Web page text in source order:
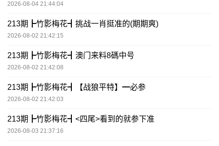
2026-08-04 21:44:04
213期┣竹影梅花┫挑战一肖挺准的(期期爽)
2026-08-02 21:42:15
213期┣竹影梅花┫澳门来料8碼中号
2026-08-02 21:42:08
213期┣竹影梅花┫【战狼平特】━必参
2026-08-02 21:42:03
213期┣竹影梅花┫<四尾>看到的就参下准
2026-08-03 21:37:16